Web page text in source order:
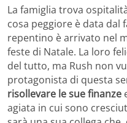
La famiglia trova
cosa peggiore è data
repentino è arrivato nel
feste di Natale. La loro
del tutto, ma Rush non
protagonista di questa
risollevare le sue finanze
agiata in cui sono